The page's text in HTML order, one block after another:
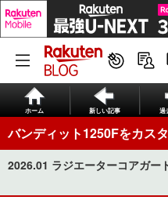
ホーム 新しい記事 過
バンディット1250Fをカス
2026.01 ラジエーターコアガー